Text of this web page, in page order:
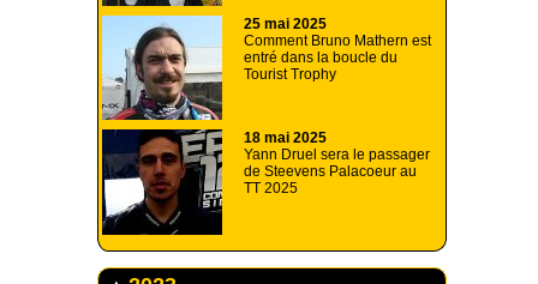
25 mai 2025
Comment Bruno Mathern est
entré dans la boucle du
Tourist Trophy
18 mai 2025
Yann Druel sera le passager
de Steevens Palacoeur au
TT 2025